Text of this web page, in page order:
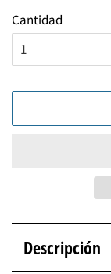
Cantidad
Descripción